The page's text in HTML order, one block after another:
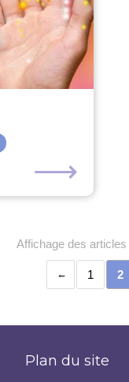
⟶
Affichage des
1 2
Plan du site